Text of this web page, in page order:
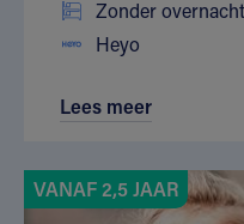
Zonder
Heyo
Lees meer
VANAF 2,5 JAAR